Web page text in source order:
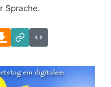
Sprache.
Download
Link
Code